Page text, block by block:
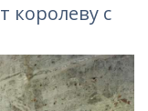
королеву с